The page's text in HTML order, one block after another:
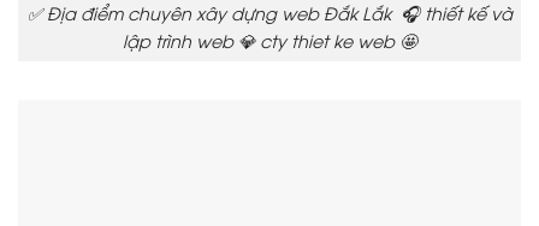
✅ Địa điểm chuyên xây dựng web Đắk Lắk 🎧 thiết kế và
lập trình web 💎 cty thiet ke web 🤩